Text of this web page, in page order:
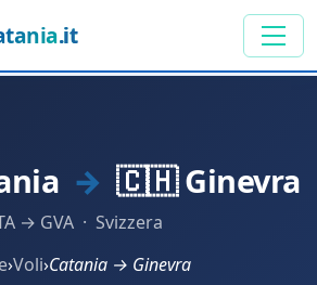
.it
→ 🇨🇭 Ginevra
→ GVA · Svizzera
›Voli›Catania → Ginevra